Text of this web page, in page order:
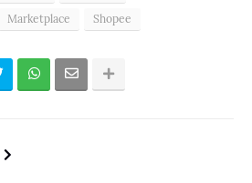
Marketplace Shopee